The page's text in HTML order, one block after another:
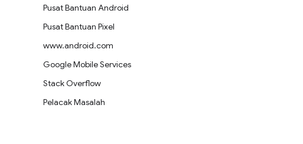
Pusat Bantuan Android
Pusat Bantuan Pixel
www.android.com
Google Mobile Services
Stack Overflow
Pelacak Masalah